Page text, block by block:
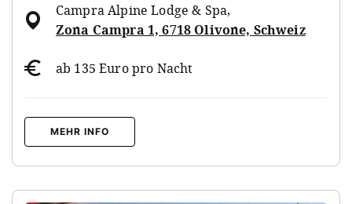
Campra Alpine Lodge & Spa,
Zona Campra 1, 6718 Olivone, Schweiz
ab 135 Euro pro Nacht
MEHR INFO